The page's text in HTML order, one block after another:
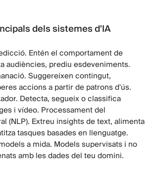
dels sistemes d'IA
Entén el comportament de
audiències, prediu esdeveniments.
Suggereixen contingut,
accions a partir de patrons d'ús.
Detecta, segueix o classifica
i vídeo. Processament del
(NLP). Extreu insights de text, alimenta
tasques basades en llenguatge.
a mida. Models supervisats i no
amb les dades del teu domini.